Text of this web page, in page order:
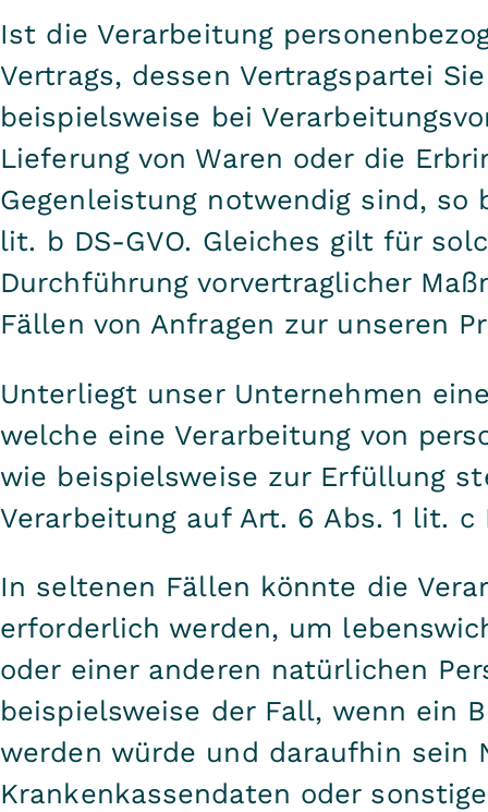
Ist die Verarbeitung
Vertrags, dessen Vertragspartei
beispielsweise bei
Lieferung von Waren oder die
Gegenleistung notwendig sind, so
lit. b DS-GVO. Gleiches gilt für
Durchführung vorvertraglicher
Fällen von Anfragen zur unseren
Unterliegt unser Unternehmen
welche eine Verarbeitung von
wie beispielsweise zur Erfüllung
Verarbeitung auf Art. 6 Abs. 1 lit. c
In seltenen Fällen könnte die
erforderlich werden, um
oder einer anderen natürlichen
beispielsweise der Fall, wenn ein
werden würde und daraufhin sein
Krankenkassendaten oder